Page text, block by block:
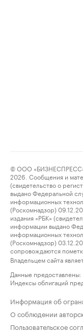
© ООО
2026. Сообщения и
(свидетельство о
выдано Федеральной
информационных
(Роскомнадзор)
издания «РБК»
информации выдано
информационных
(Роскомнадзор)
сопровождаются
Владельцем сайта
Данные предоставлены:
Индексы облигаций
Информация об
О соблюдении
Пользовательское